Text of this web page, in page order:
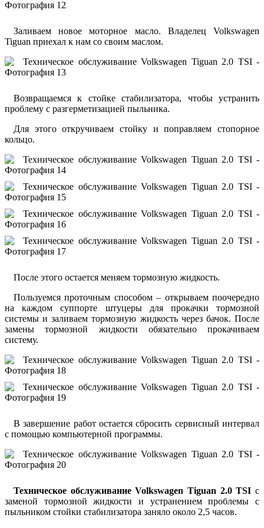
Заливаем новое моторное масло. Владелец Volkswagen
Tiguan приехал к нам со своим маслом.
Возвращаемся к стойке стабилизатора, чтобы устранить
проблему с разгерметизацией пыльника.
Для этого откручиваем стойку и поправляем стопорное
кольцо.
После этого остается меняем тормозную жидкость.
Пользуемся проточным способом – открываем поочередно
на каждом суппорте штуцеры для прокачки тормозной
системы и заливаем тормозную жидкость через бачок. После
замены тормозной жидкости обязательно прокачиваем
систему.
В завершение работ остается сбросить сервисный интервал
с помощью компьютерной программы.
Техническое обслуживание Volkswagen Tiguan 2.0 TSI с
заменой тормозной жидкости и устранением проблемы с
пыльником стойки стабилизатора заняло около 2,5 часов.